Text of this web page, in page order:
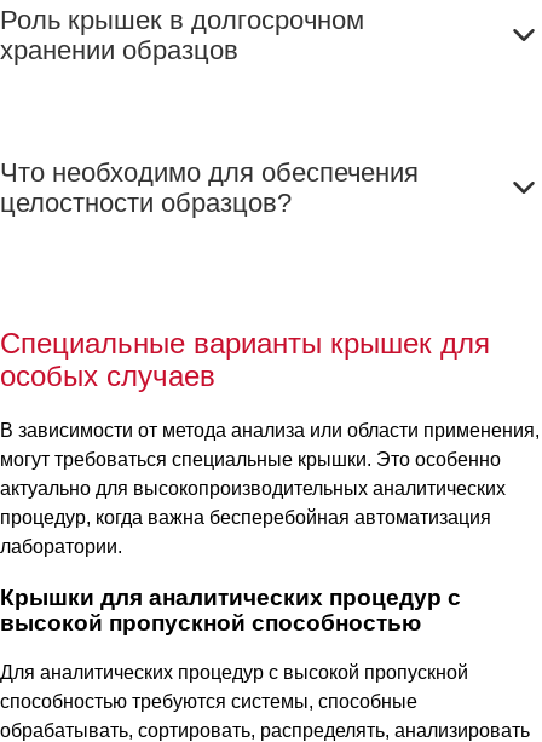
Роль крышек в долгосрочном
хранении образцов
Что необходимо для обеспечения
целостности образцов?
Специальные варианты крышек для
особых случаев
В зависимости от метода анализа или области применения,
могут требоваться специальные крышки. Это особенно
актуально для высокопроизводительных аналитических
процедур, когда важна бесперебойная автоматизация
лаборатории.
Крышки для аналитических процедур с
высокой пропускной способностью
Для аналитических процедур с высокой пропускной
способностью требуются системы, способные
обрабатывать, сортировать, распределять, анализировать